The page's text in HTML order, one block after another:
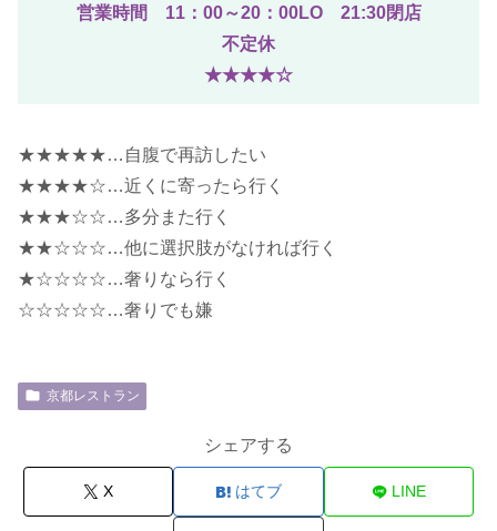
営業時間 11：00～20：00LO 21:30閉店
不定休
★★★★☆
★★★★★…自腹で再訪したい
★★★★☆…近くに寄ったら行く
★★★☆☆…多分また行く
★★☆☆☆…他に選択肢がなければ行く
★☆☆☆☆…奢りなら行く
☆☆☆☆☆…奢りでも嫌
京都レストラン
シェアする
X はてブ LINE